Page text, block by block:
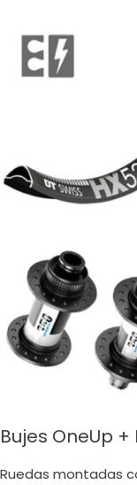
Bujes OneUp +
Ruedas montadas